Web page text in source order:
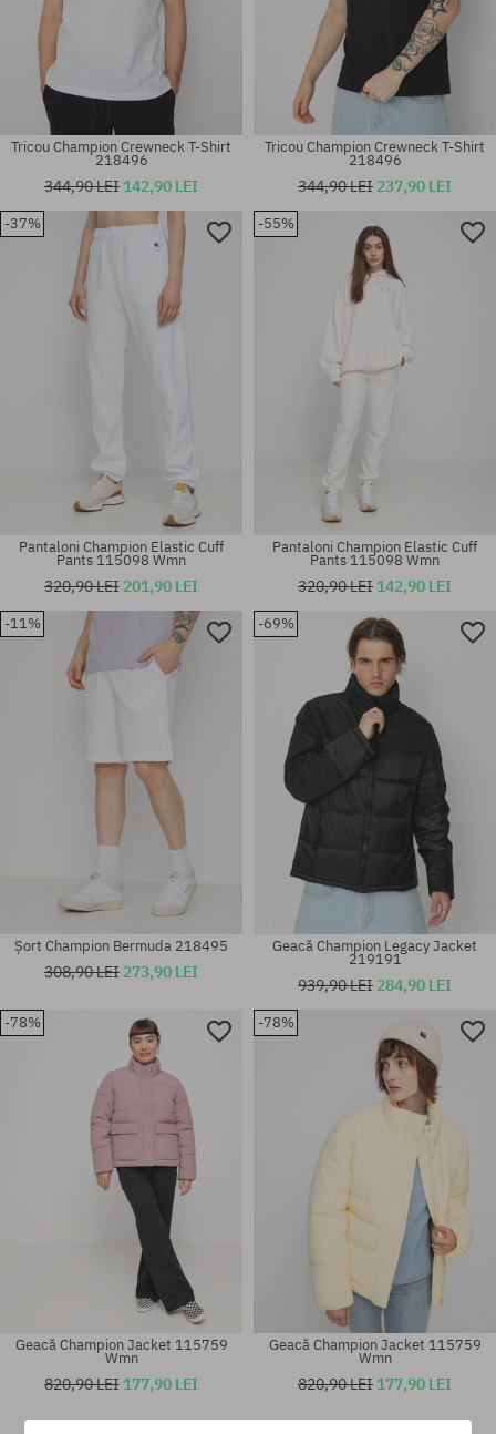
Mărimi existente:
Tricou Champion Crewneck T-Shirt
218496
344,90 LEI 142,90 LEI
Mărimi existente:
Tricou Champion Crewneck T-Shirt
218496
344,90 LEI 237,90 LEI
-37%
Mărimi existente:
Pantaloni Champion Elastic Cuff
Pants 115098 Wmn
320,90 LEI 201,90 LEI
-55%
Mărimi existente:
Pantaloni Champion Elastic Cuff
Pants 115098 Wmn
320,90 LEI 142,90 LEI
-11%
Șort Champion Bermuda 218495
308,90 LEI 273,90 LEI
-69%
Geacă Champion Legacy Jacket
219191
939,90 LEI 284,90 LEI
-78%
Geacă Champion Jacket 115759
Wmn
820,90 LEI 177,90 LEI
-78%
Geacă Champion Jacket 115759
Wmn
820,90 LEI 177,90 LEI